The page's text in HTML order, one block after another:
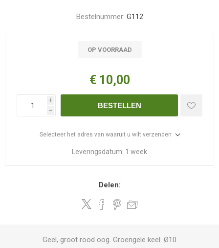
Bestelnummer: G112
OP VOORRAAD
€ 10,00
i
h
BESTELLEN
Selecteer het adres van waaruit u wilt verzenden
Leveringsdatum: 1 week
Delen:
Geel, groot rood oog. Groengele keel. Ø10